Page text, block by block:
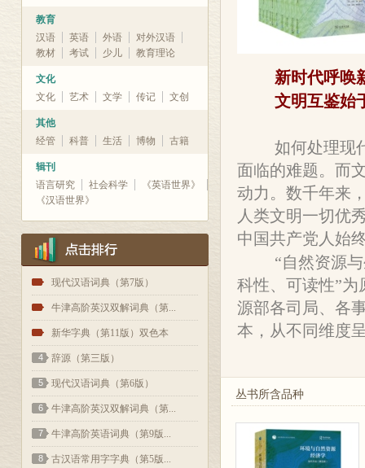
教育
汉语
英语 外语
对外汉语
教材
考试 少儿 教育理论
文化
文化
艺术 文学 传记 文创
其他
经管
科普 生活 博物 古籍
辑刊
语言研究
社会科学
《英语世界》
《汉语世界》
1 现代汉语词典（第7版）
2 牛津高阶英汉双解词典（第...
3 新华字典（第11版）双色本
4 辞源（第三版）
5 现代汉语词典（第6版）
6 牛津高阶英汉双解词典（第...
7 牛津高阶英语词典（第9版...
8 古汉语常用字字典（第5版...
新时代呼唤
文明互鉴始
如何处理现
面临的难题。而
动力。数千年来
人类文明一切优
中国共产党人始
“自然资源
科性、可读性”
源部各司局、各
本，从不同维度
丛书所含品种